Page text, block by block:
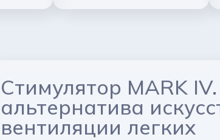
Стимулятор MARK
альтернатива
вентиляции легких